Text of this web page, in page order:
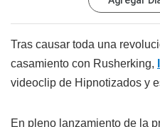
Tras causar toda una
casamiento con Rusherking,
videoclip de Hipnotizados y
En pleno lanzamiento de la